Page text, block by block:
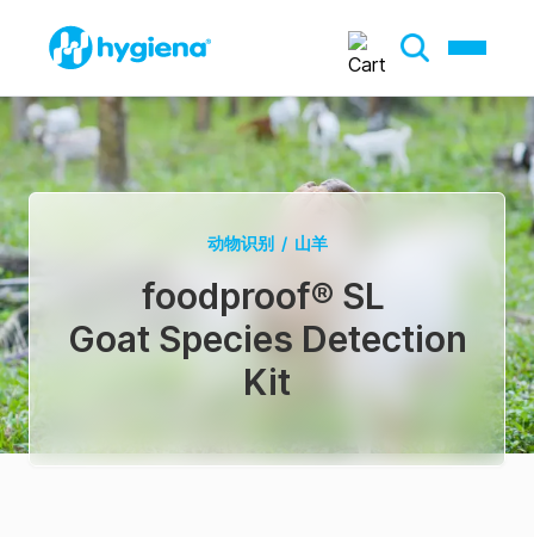
动物识别 / 山羊
foodproof® SL
Goat Species Detection
Kit